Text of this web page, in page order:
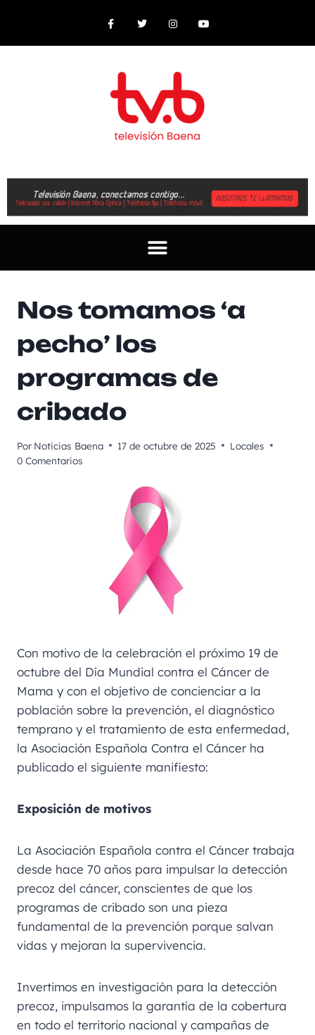
Nos tomamos ‘a
pecho’ los
programas de
cribado
Por Noticias Baena 17 de octubre de 2025
Locales
0 Comentarios
Con motivo de la celebración el próximo 19 de
octubre del Día Mundial contra el Cáncer de
Mama y con el objetivo de concienciar a la
población sobre la prevención, el diagnóstico
temprano y el tratamiento de esta enfermedad,
la Asociación Española Contra el Cáncer ha
publicado el siguiente manifiesto:
Exposición de motivos
La Asociación Española contra el Cáncer trabaja
desde hace 70 años para impulsar la detección
precoz del cáncer, conscientes de que los
programas de cribado son una pieza
fundamental de la prevención porque salvan
vidas y mejoran la supervivencia.
Invertimos en investigación para la detección
precoz, impulsamos la garantía de la cobertura
en todo el territorio nacional y campañas de